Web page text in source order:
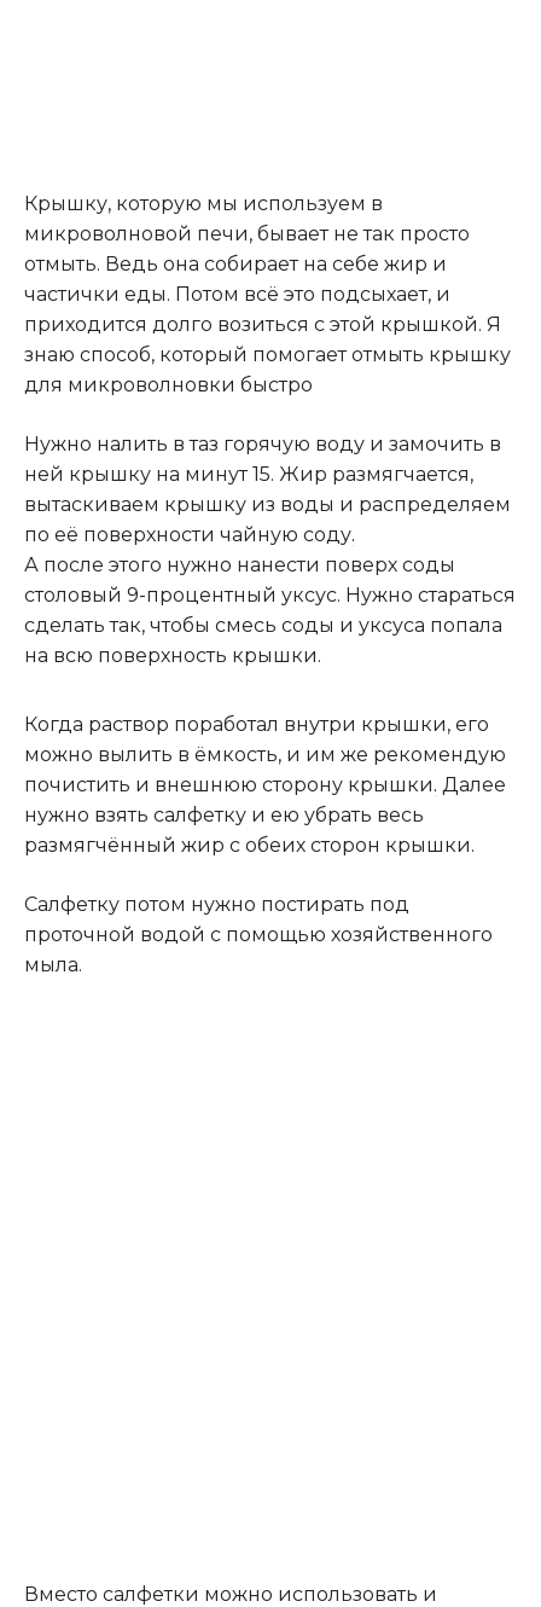
Крышку, которую мы используем в
микроволновой печи, бывает не так просто
отмыть. Ведь она собирает на себе жир и
частички еды. Потом всё это подсыхает, и
приходится долго возиться с этой крышкой. Я
знаю способ, который помогает отмыть крышку
для микроволновки быстро
Нужно налить в таз горячую воду и замочить в
ней крышку на минут 15. Жир размягчается,
вытаскиваем крышку из воды и распределяем
по её поверхности чайную соду.
А после этого нужно нанести поверх соды
столовый 9-процентный уксус. Нужно стараться
сделать так, чтобы смесь соды и уксуса попала
на всю поверхность крышки.
Когда раствор поработал внутри крышки, его
можно вылить в ёмкость, и им же рекомендую
почистить и внешнюю сторону крышки. Далее
нужно взять салфетку и ею убрать весь
размягчённый жир с обеих сторон крышки.
Салфетку потом нужно постирать под
проточной водой с помощью хозяйственного
мыла.
Вместо салфетки можно использовать и